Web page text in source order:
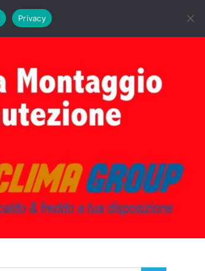
PRIMA ACCENSIONE CALDAIE BIASI
Privacy